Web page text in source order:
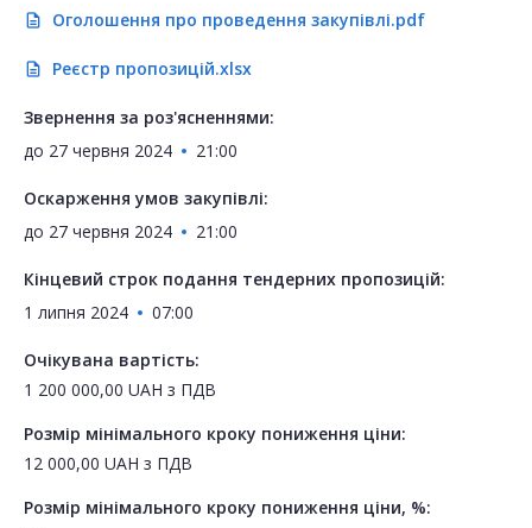
description Оголошення про проведення закупівлі.pdf
description Реєстр пропозицій.xlsx
Звернення за роз'ясненнями:
до 27 червня 2024 21:00
Оскарження умов закупівлі:
до 27 червня 2024 21:00
Кінцевий строк подання тендерних пропозицій:
1 липня 2024
07:00
Очікувана вартість:
1 200 000,00 UAH з ПДВ
Розмір мінімального кроку пониження ціни:
12 000,00 UAH з ПДВ
Розмір мінімального кроку пониження ціни, %: